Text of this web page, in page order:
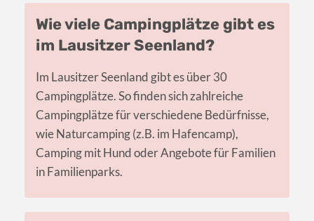
Wie viele Campingplätze gibt es
im Lausitzer Seenland?
Im Lausitzer Seenland gibt es über 30
Campingplätze. So finden sich zahlreiche
Campingplätze für verschiedene Bedürfnisse,
wie Naturcamping (z.B. im Hafencamp),
Camping mit Hund oder Angebote für Familien
in Familienparks.